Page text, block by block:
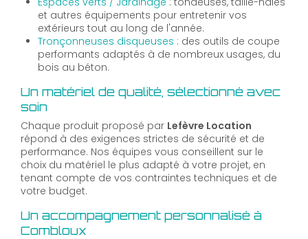
et autres équipements pour entretenir vos
extérieurs tout au long de l'année.
Tronçonneuses disqueuses : des outils de coupe
performants adaptés à de nombreux usages, du
bois au béton.
Un matériel de qualité, sélectionné avec
soin
Chaque produit proposé par Lefèvre Location
répond à des exigences strictes de sécurité et de
performance. Nos équipes vous conseillent sur le
choix du matériel le plus adapté à votre projet, en
tenant compte de vos contraintes techniques et de
votre budget.
Un accompagnement personnalisé à
Combloux